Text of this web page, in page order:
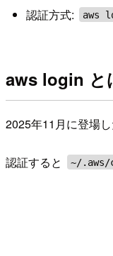
認証方式:
aws
aws login と
2025年11月に登場
認証すると ~/